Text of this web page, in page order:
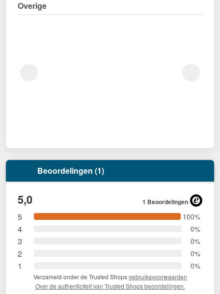
Overige
Beoordelingen (1)
5,0 1 Beoordelingen
5 100%
4 0%
3 0%
2 0%
1 0%
Verzameld onder de Trusted Shopsgebruiksvoorwaarden
Over de authenticiteit van Trusted Shops beoordelingen.